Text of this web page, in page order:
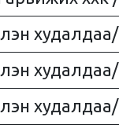
худалдаа/
худалдаа/
худалдаа/